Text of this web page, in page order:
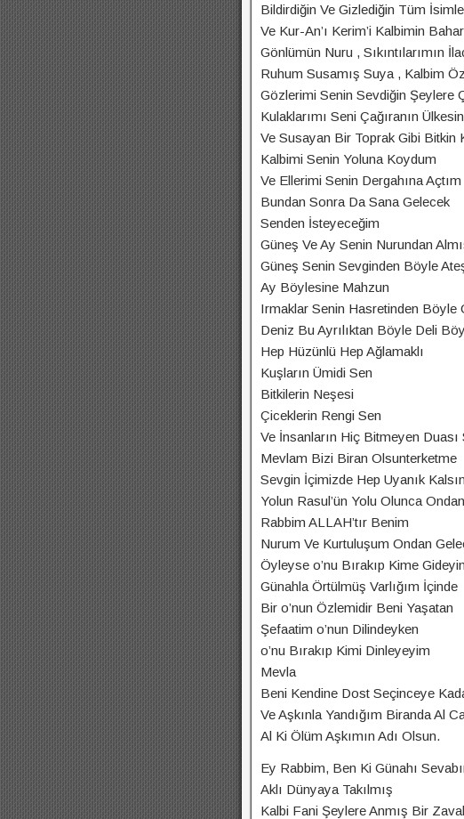
Bildirdiğin Ve Gizlediğin Tüm
Ve Kur-An’ı Kerim’i Kalbimin
Gönlümün Nuru , Sıkıntılarımın
Ruhum Susamış Suya , Kalbim
Gözlerimi Senin Sevdiğin Şeylere
Kulaklarımı Seni Çağıranın
Ve Susayan Bir Toprak Gibi Bitkin
Kalbimi Senin Yoluna Koydum
Ve Ellerimi Senin Dergahına Açtım
Bundan Sonra Da Sana Gelecek
Senden İsteyeceğim
Güneş Ve Ay Senin Nurundan
Güneş Senin Sevginden Böyle
Ay Böylesine Mahzun
Irmaklar Senin Hasretinden Böyle
Deniz Bu Ayrılıktan Böyle Deli
Hep Hüzünlü Hep Ağlamaklı
Kuşların Ümidi Sen
Bitkilerin Neşesi
Çiceklerin Rengi Sen
Ve İnsanların Hiç Bitmeyen Duası
Mevlam Bizi Biran Olsunterketme
Sevgin İçimizde Hep Uyanık Kalsın
Yolun Rasul’ün Yolu Olunca
Rabbim ALLAH’tır Benim
Nurum Ve Kurtuluşum Ondan
Öyleyse o’nu Bırakıp Kime
Günahla Örtülmüş Varlığım İçinde
Bir o’nun Özlemidir Beni Yaşatan
Şefaatim o’nun Dilindeyken
o’nu Bırakıp Kimi Dinleyeyim
Mevla
Beni Kendine Dost Seçinceye
Ve Aşkınla Yandığım Biranda Al
Al Ki Ölüm Aşkımın Adı Olsun.
Ey Rabbim, Ben Ki Günahı
Aklı Dünyaya Takılmış
Kalbi Fani Şeylere Anmış Bir